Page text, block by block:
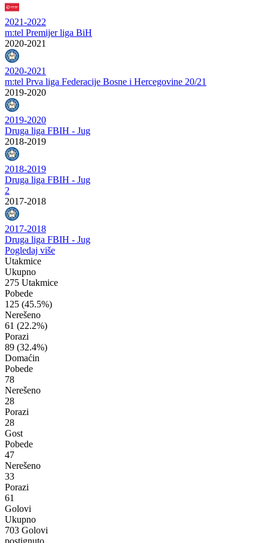
2021-2022
m:tel Premijer liga BiH
2020-2021
2020-2021
m:tel Prva liga Federacije Bosne i Hercegovine 20/21
2019-2020
2019-2020
Druga liga FBIH - Jug
2018-2019
2018-2019
Druga liga FBIH - Jug
2
2017-2018
2017-2018
Druga liga FBIH - Jug
Pogledaj više
Utakmice
Ukupno
275 Utakmice
Pobede
125 (45.5%)
Nerešeno
61 (22.2%)
Porazi
89 (32.4%)
Domaćin
Pobede
78
Nerešeno
28
Porazi
28
Gost
Pobede
47
Nerešeno
33
Porazi
61
Golovi
Ukupno
703 Golovi
postignuto